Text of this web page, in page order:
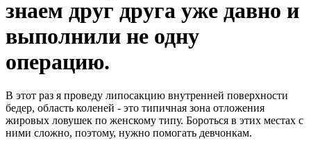
знаем друг друга уже давно и
выполнили не одну
операцию.
В этот раз я проведу липосакцию внутренней поверхности
бедер, область коленей - это типичная зона отложения
жировых ловушек по женскому типу. Бороться в этих местах с
ними сложно, поэтому, нужно помогать девчонкам.